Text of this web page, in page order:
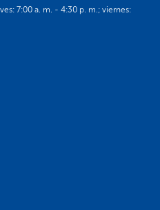
7:00 a. m. - 4:30 p. m.; viernes: